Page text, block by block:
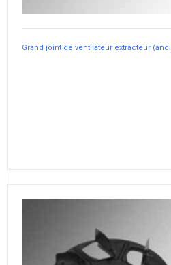
Grand joint de ventilateur extracteur